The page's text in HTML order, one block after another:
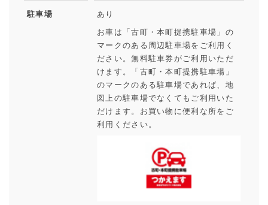
駐車場
あり
お車は「古町・本町提携駐車場」の
マークのある周辺駐車場をご利用く
ださい。無料駐車券がご利用いただ
けます。「古町・本町提携駐車場」
のマークのある駐車場であれば、地
図上の駐車場でなくてもご利用いた
だけます。お買い物に便利な所をご
利用ください。